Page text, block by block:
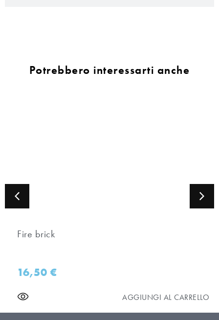
Potrebbero interessarti anche
Fire brick
16,50€
AGGIUNGI AL CARRELLO